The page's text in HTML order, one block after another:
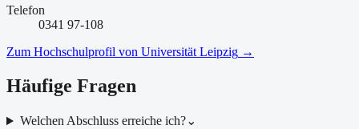
Telefon
0341 97-108
Zum Hochschulprofil von Universität Leipzig →
Häufige Fragen
Welchen Abschluss erreiche ich?⌄